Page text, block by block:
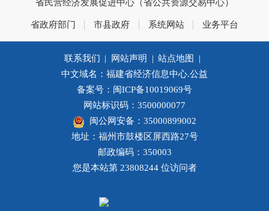
省政府部门 市县政府 系统网站 业务平台
联系我们 | 网站声明 | 站点地图 |
中文域名：福建省经济信息中心.公益
备案号：闽ICP备10019069号
网站标识码：3500000077
闽公网安备：35000899002
地址：福州市鼓楼区屏西路27号
邮政编码：350003
您是本站第 23808244位访问者